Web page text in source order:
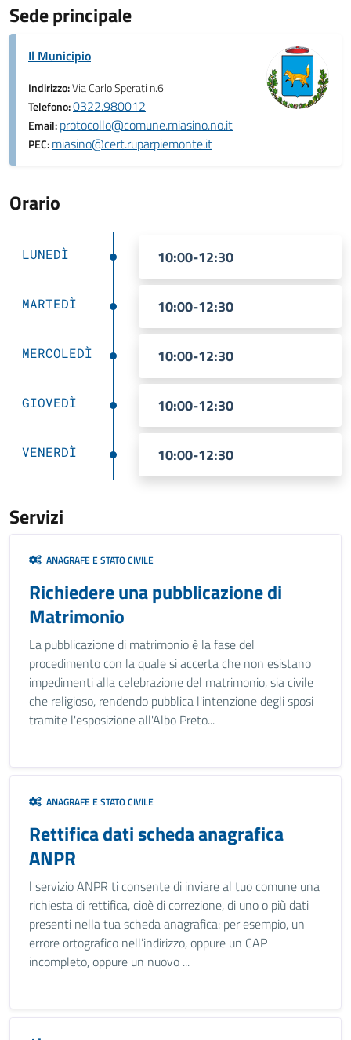
Sede principale
Il Municipio
Indirizzo:Via Carlo Sperati n.6
Telefono:0322.980012
Email:protocollo@comune.miasino.no.it
PEC:miasino@cert.ruparpiemonte.it
Orario
LUNEDÌ 10:00-12:30
MARTEDÌ 10:00-12:30
MERCOLEDÌ 10:00-12:30
GIOVEDÌ 10:00-12:30
VENERDÌ 10:00-12:30
Servizi
ANAGRAFE E STATO CIVILE
Richiedere una pubblicazione di
Matrimonio
La pubblicazione di matrimonio è la fase del
procedimento con la quale si accerta che non esistano
impedimenti alla celebrazione del matrimonio, sia civile
che religioso, rendendo pubblica l'intenzione degli sposi
tramite l'esposizione all'Albo Preto...
ANAGRAFE E STATO CIVILE
Rettifica dati scheda anagrafica
ANPR
l servizio ANPR ti consente di inviare al tuo comune una
richiesta di rettifica, cioè di correzione, di uno o più dati
presenti nella tua scheda anagrafica: per esempio, un
errore ortografico nell’indirizzo, oppure un CAP
incompleto, oppure un nuovo ...